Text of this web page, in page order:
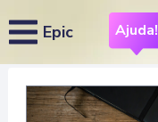
Epic Ajuda!